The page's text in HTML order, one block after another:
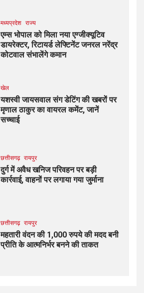
मध्यप्रदेश राज्य
एम्स भोपाल को मिला नया एग्जीक्यूटिव
डायरेक्टर, रिटायर्ड लेफ्टिनेंट जनरल नरेंद्र
कोटवाल संभालेंगे कमान
खेल
यशस्वी जायसवाल संग डेटिंग की खबरों पर
मृणाल ठाकुर का वायरल कमेंट, जानें
सच्चाई
छत्तीसगढ़ रायपुर
दुर्ग में अवैध खनिज परिवहन पर बड़ी
कार्रवाई, वाहनों पर लगाया गया जुर्माना
छत्तीसगढ़ रायपुर
महतारी वंदन की 1,000 रुपये की मदद बनी
प्रीति के आत्मनिर्भर बनने की ताकत